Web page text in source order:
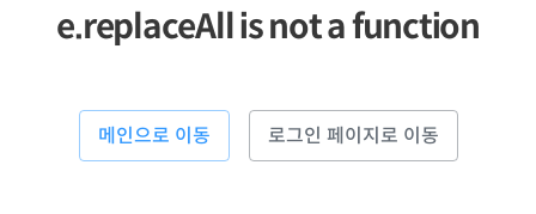
e.replaceAll is not a function
메인으로 이동 로그인 페이지로 이동